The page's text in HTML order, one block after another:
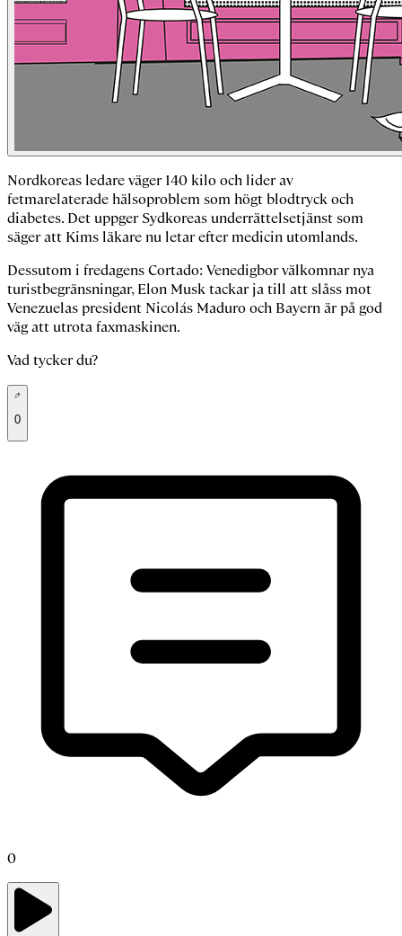
Nordkoreas ledare väger 140 kilo och lider av
fetmarelaterade hälsoproblem som högt blodtryck och
diabetes. Det uppger Sydkoreas underrättelsetjänst som
säger att Kims läkare nu letar efter medicin utomlands.
Dessutom i fredagens Cortado: Venedigbor välkomnar nya
turistbegränsningar, Elon Musk tackar ja till att slåss mot
Venezuelas president Nicolás Maduro och Bayern är på god
väg att utrota faxmaskinen.
Vad tycker du?
0
0